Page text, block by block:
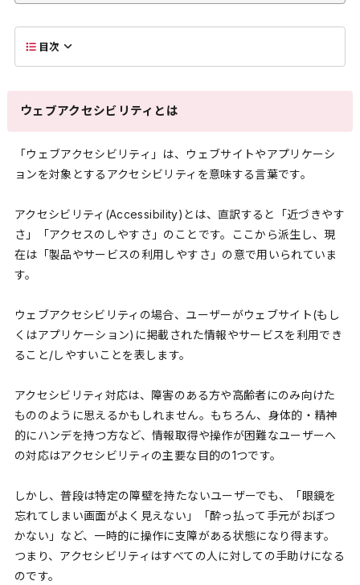
目次
ウェブアクセシビリティとは
「ウェブアクセシビリティ」は、ウェブサイトやアプリケーシ
ョンを対象とするアクセシビリティを意味する言葉です。
アクセシビリティ(Accessibility)とは、直訳すると「近づきやす
さ」「アクセスのしやすさ」のことです。ここから派生し、現
在は「製品やサービスの利用しやすさ」の意で用いられていま
す。
ウェブアクセシビリティの場合、ユーザーがウェブサイト(もし
くはアプリケーション)に掲載された情報やサービスを利用でき
ること/しやすいことを表します。
アクセシビリティ対応は、障害のある方や高齢者にのみ向けた
もののように思えるかもしれません。もちろん、身体的・精神
的にハンデを持つ方など、情報取得や操作が困難なユーザーへ
の対応はアクセシビリティの主要な目的の1つです。
しかし、普段は特定の障壁を持たないユーザーでも、「眼鏡を
忘れてしまい画面がよく見えない」「酔っ払って手元がおぼつ
かない」など、一時的に操作に支障がある状態になり得ます。
つまり、アクセシビリティはすべての人に対しての手助けになる
のです。